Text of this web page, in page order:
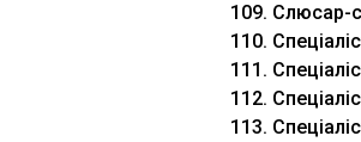
109. Слюсар-
110.
111.
112.
113.